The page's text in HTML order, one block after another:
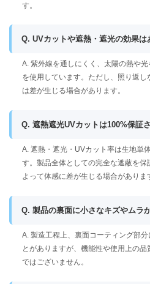
す。
Q. UVカットや遮熱・遮光の効果は
A. 紫外線を通しにくく、太陽の熱や
を使用しています。ただし、照り返
は差が生じる場合があります。
Q. 遮熱遮光UVカットは100%保証
A. 遮熱・遮光・UVカット率は生地単
す。製品全体としての完全な遮蔽を
よって体感に差が生じる場合がありま
Q. 製品の裏面に小さなキズやムラ
A. 製造工程上、裏面コーティング部
とがありますが、機能性や使用上の
ではございません。